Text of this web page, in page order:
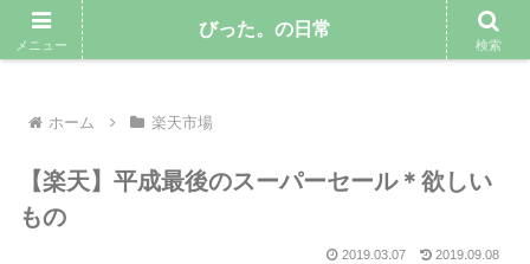
気ままにゆるりと暮らしていきたい専業主婦のブログ
ホーム 楽天市場
【楽天】平成最後のスーパーセール＊欲しい
もの
2019.03.07 2019.09.08
メニュー
びった。の日常
検索